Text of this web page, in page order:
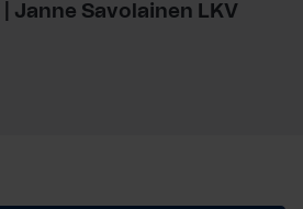
Janne Savolainen LKV